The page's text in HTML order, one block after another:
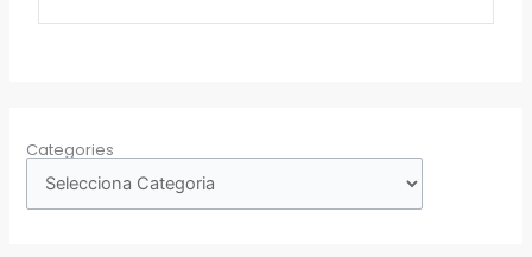
Categories